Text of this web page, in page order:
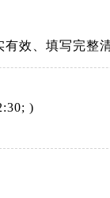
效、填写完整
)